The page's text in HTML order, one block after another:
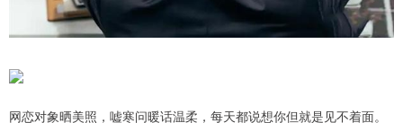
网恋对象晒美照，嘘寒问暖话温柔，每天都说想你但就是见不着面。